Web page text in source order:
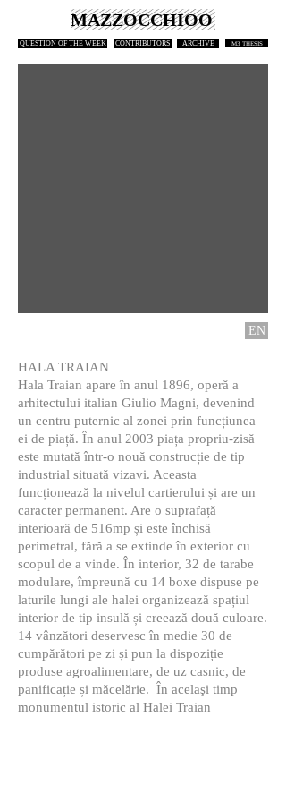
MAZZOCCHIOO
QUESTION OF THE WEEK CONTRIBUTORS ARCHIVE M3 THESIS
EN
HALA TRAIAN
Hala Traian apare în anul 1896, operă a
arhitectului italian Giulio Magni, devenind
un centru puternic al zonei prin funcțiunea
ei de piață. În anul 2003 piața propriu-zisă
este mutată într-o nouă construcție de tip
industrial situată vizavi. Aceasta
funcționează la nivelul cartierului și are un
caracter permanent. Are o suprafață
interioară de 516mp și este închisă
perimetral, fără a se extinde în exterior cu
scopul de a vinde. În interior, 32 de tarabe
modulare, împreună cu 14 boxe dispuse pe
laturile lungi ale halei organizează spațiul
interior de tip insulă și creează două culoare.
14 vânzători deservesc în medie 30 de
cumpărători pe zi și pun la dispoziție
produse agroalimentare, de uz casnic, de
panificație și măcelărie. În acelaşi timp
monumentul istoric al Halei Traian